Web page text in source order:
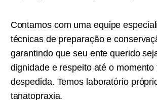
Contamos com uma equipe
técnicas de preparação e
garantindo que seu ente querido
dignidade e respeito até o momento
despedida. Temos laboratório
tanatopraxia.